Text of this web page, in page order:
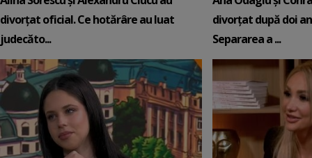
divorțat oficial. Ce hotărâre au luat
judecăto...
divorțat după doi
Separarea a ...